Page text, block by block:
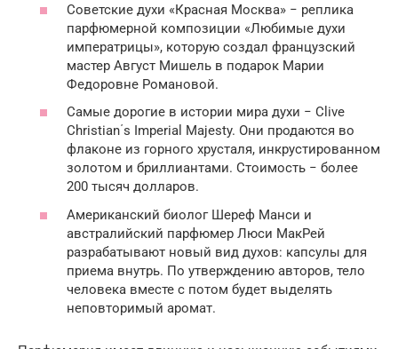
Советские духи «Красная Москва» − реплика
парфюмерной композиции «Любимые духи
императрицы», которую создал французский
мастер Август Мишель в подарок Марии
Федоровне Романовой.
Самые дорогие в истории мира духи − Clive
Christian΄s Imperial Majesty. Они продаются во
флаконе из горного хрусталя, инкрустированном
золотом и бриллиантами. Стоимость − более
200 тысяч долларов.
Американский биолог Шереф Манси и
австралийский парфюмер Люси МакРей
разрабатывают новый вид духов: капсулы для
приема внутрь. По утверждению авторов, тело
человека вместе с потом будет выделять
неповторимый аромат.